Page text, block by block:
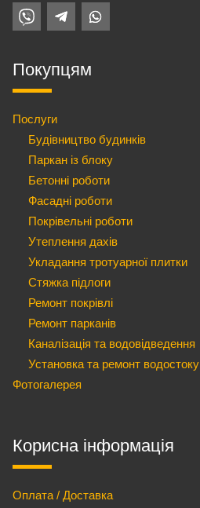
Покупцям
Послуги
Будівництво будинків
Паркан із блоку
Бетонні роботи
Фасадні роботи
Покрівельні роботи
Утеплення дахів
Укладання тротуарної плитки
Стяжка підлоги
Ремонт покрівлі
Ремонт парканів
Каналізація та водовідведення
Установка та ремонт водостоку
Фотогалерея
Корисна інформація
Оплата / Доставка